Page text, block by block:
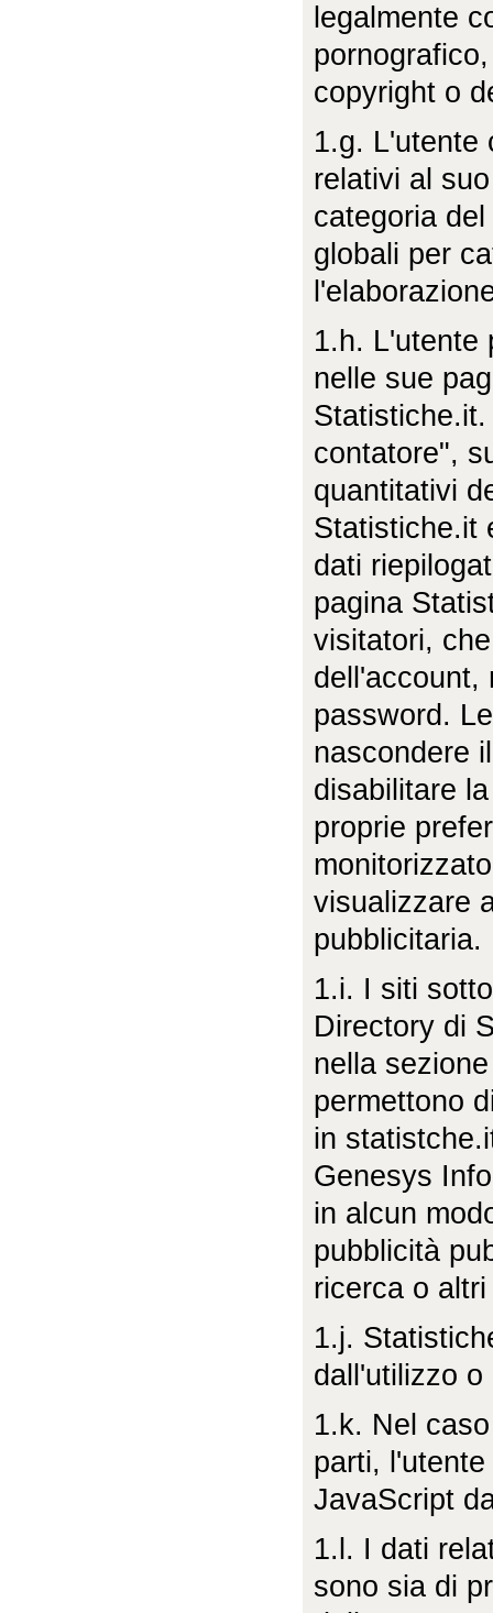
legalmente
copyright o
1.g. L'utente
relativi al
categoria
globali per
1.h. L'utente
nelle sue
contatore",
quantitativi
Statistiche.it
dati
pagina
visitatori,
dell'account,
password.
nascondere
disabilitare
proprie
visualizzare
pubblicitaria.
1.i. I siti
Directory di
nella
permettono
in
Genesys
in alcun
pubblicità
ricerca o
1.j.
dall'utilizzo
1.k. Nel
parti,
JavaScript
1.l. I dati
sono sia di